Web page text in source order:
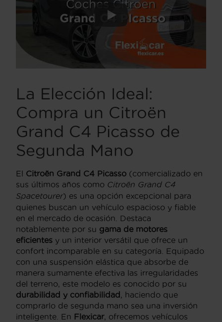
La Elección Ideal:
Compra un Citroën
Grand C4 Picasso de
Segunda Mano
El Citroën Grand C4 Picasso (comercializado en
sus últimos años como Citroën Grand C4
Spacetourer) es una opción excepcional para
quienes buscan un vehículo espacioso y fiable
en el mercado de ocasión. Destaca
notablemente por su gama de motores
eficientes y un interior versátil que ofrece un
confort incomparable en su categoría. Equipado
con una suspensión elástica que absorbe de
manera sumamente efectiva las irregularidades
del terreno, este modelo es conocido por su
durabilidad y confiabilidad
, haciendo que
comprarlo de segunda mano sea una inversión
inteligente. En Flexicar, ofrecemos vehículos